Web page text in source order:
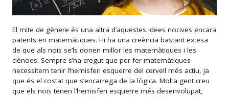
El mite de gènere és una altra d’aquestes idees nocives encara
patents en matemàtiques. Hi ha una creència bastant extesa
de que als nois se’ls donen millor les matemàtiques i les
ciències. Sempre s’ha cregut que per fer matemàtiques
necessitem tenir l’hemisferi esquerre del cervell més actiu, ja
que és el costat que s’encarrega de la lògica. Molta gent creu
que els nois tenen l’hemisferi esquerre més desenvolupat,